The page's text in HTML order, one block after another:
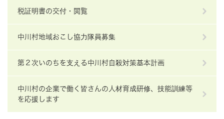
税証明書の交付・閲覧
中川村地域おこし協力隊員募集
第２次いのちを支える中川村自殺対策基本計画
中川村の企業で働く皆さんの人材育成研修、技能訓練等
を応援します